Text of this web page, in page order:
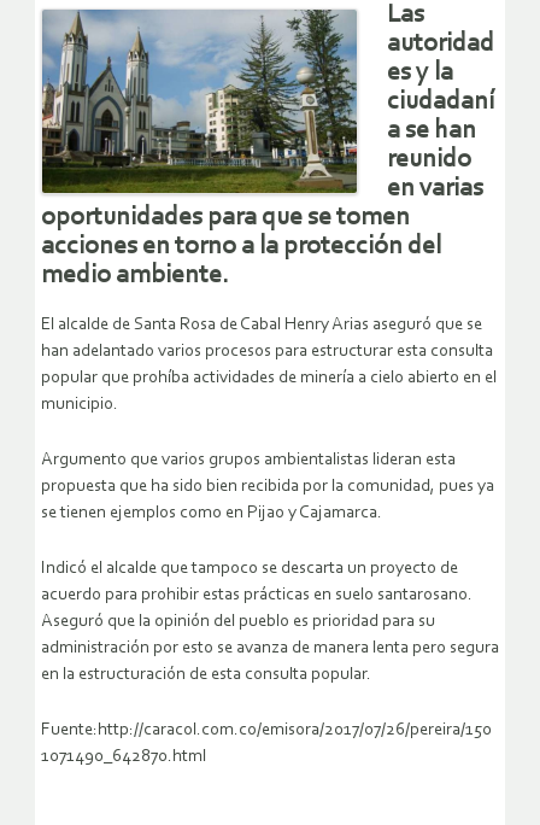
Las
autoridad
es y la
ciudadaní
a se han
reunido
en varias
oportunidades para que se tomen
acciones en torno a la protección del
medio ambiente.
El alcalde de Santa Rosa de Cabal Henry Arias aseguró que se
han adelantado varios procesos para estructurar esta consulta
popular que prohíba actividades de minería a cielo abierto en el
municipio.
Argumento que varios grupos ambientalistas lideran esta
propuesta que ha sido bien recibida por la comunidad, pues ya
se tienen ejemplos como en Pijao y Cajamarca.
Indicó el alcalde que tampoco se descarta un proyecto de
acuerdo para prohibir estas prácticas en suelo santarosano.
Aseguró que la opinión del pueblo es prioridad para su
administración por esto se avanza de manera lenta pero segura
en la estructuración de esta consulta popular.
Fuente:http://caracol.com.co/emisora/2017/07/26/pereira/150
1071490_642870.html